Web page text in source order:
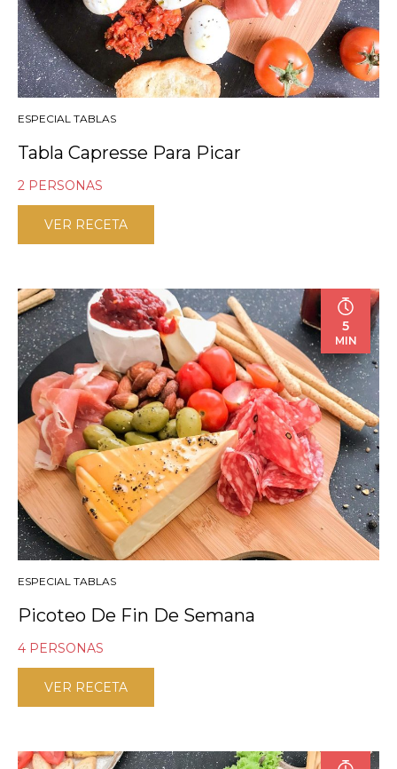
ESPECIAL TABLAS
Tabla Capresse Para Picar
2 PERSONAS
VER RECETA
5
MIN
ESPECIAL TABLAS
Picoteo De Fin De Semana
4 PERSONAS
VER RECETA